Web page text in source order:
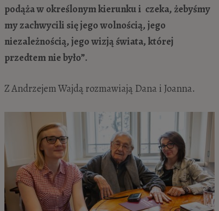
podąża w określonym kierunku i czeka, żebyśmy
my zachwycili się jego wolnością, jego
niezależnością, jego wizją świata, której
przedtem nie było”.
Z Andrzejem Wajdą rozmawiają Dana i Joanna.